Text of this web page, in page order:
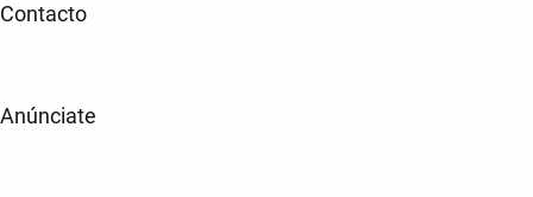
Contacto
Anúnciate